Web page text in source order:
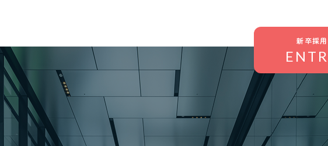
新卒採用